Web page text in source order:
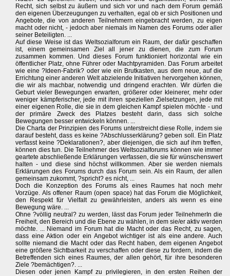
Recht, sich selbst zu äußern und sich vor und nach dem Forum gemäß
den eigenen Überzeugungen zu verhalten, egal ob er sich Positionen und
Angebote, die von anderen Teilnehmern eingebracht werden, zu eigen
macht oder nicht, - jedoch aber niemals im Namen des Forums oder aller
seiner Beteiligten. ...
Auf diese Weise ist das Weltsozialforum ein Raum, der dafür geschaffen
ist, einem gemeinsamen Ziel all jener zu dienen, die zum Forum
zusammen kommen. Und dieses Forum funktioniert horizontal wie ein
öffentlicher Platz, ohne Führer oder Machtpyramiden. Das Forum arbeitet
wie eine ?Ideen-Fabrik? oder wie ein Brutkasten, aus dem neue, auf die
Errichtung einer anderen Welt abzielende Initiativen hervorgehen können,
die wir als machbar, notwendig und dringend erachten. Wir dürfen die
Geburt vieler Bewegungen erwarten, größerer oder kleinerer, mehr oder
weniger kämpferischer, jede mit ihren speziellen Zielsetzungen, jede mit
einer eigenen Rolle, die sie in dem gleichen Kampf spielen möchte - und
der primäre Zweck des Platzes besteht darin, dass sich solche
Bewegungen besser entwickeln können. ...
Die Charta der Prinzipien des Forums unterstreicht diese Rolle, indem sie
darauf besteht, dass es keine ?Abschlusserklärung? geben soll. Ein Platz
verfasst keine ?Deklarationen?, aber diejenigen, die sich auf ihm treffen,
können dies tun. Die Teilnehmer des Weltsozialforums können wie immer
geartete abschließende Erklärungen verfassen, die sie für wünschenswert
halten - und diese sind höchst willkommen. Aber sie werden niemals
Erklärungen des Forums durch das Forum sein. Als ein Raum, der allen
gemeinsam zukommt, ?spricht? es nicht, ...
Doch die Konzeption des Forums als eines Raumes hat noch mehr
Vorzüge. Als offener Raum (open space) hat das Forum die Möglichkeit,
den Respekt für Vielfalt zu gewährleisten, anders als wenn es eine
Bewegung wäre. ...
Ohne ?völlig neutral? zu werden, lässt das Forum jeder TeilnehmerIn die
Freiheit, den Bereich und die Ebene zu wählen, in dem sie/er aktiv werden
möchte. ... Niemand im Forum hat die Macht oder das Recht, zu sagen,
dass eine Aktion oder ein Angebot wichtiger ist als eine andere. Auch
sollte niemand die Macht oder das Recht haben, dem eigenen Angebot
eine größere Sichtbarkeit zu verschaffen oder diese zu fordern, indem die
Betreffenden sich eines Raumes, der allen gehört, für ihre besonderen
Ziele ?bemächtigen?. ...
Diesen oder jenen Kampf zu privilegieren, in den ersten Reihen der